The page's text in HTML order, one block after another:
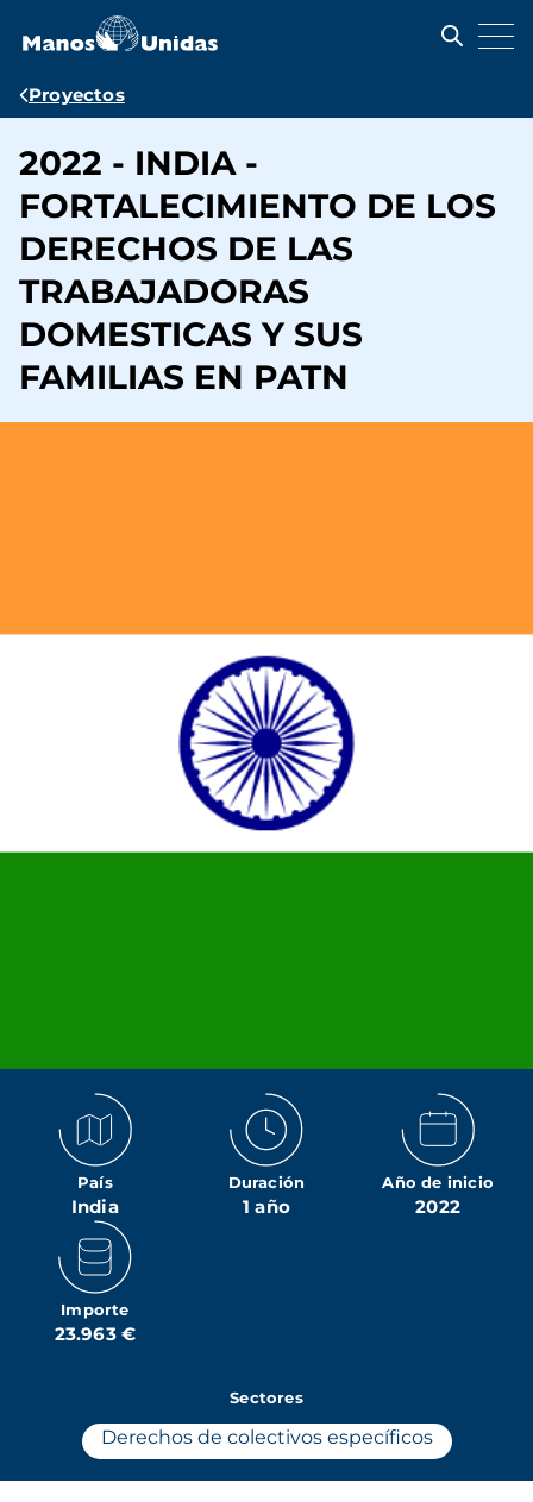
contenido
Ruta
navegación
Proyectos
2022 - INDIA -
FORTALECIMIENTO DE LOS
DERECHOS DE LAS
TRABAJADORAS
DOMESTICAS Y SUS
FAMILIAS EN PATN
País
India
Duración
1 año
Año de inicio
2022
Importe
23.963 €
Sectores
Derechos de colectivos específicos